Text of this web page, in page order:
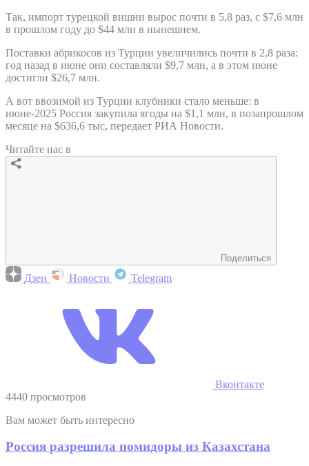
Так, импорт турецкой вишни вырос почти в 5,8 раз, с $7,6 млн
в прошлом году до $44 млн в нынешнем.
Поставки абрикосов из Турции увеличились почти в 2,8 раза:
год назад в июне они составляли $9,7 млн, а в этом июне
достигли $26,7 млн.
А вот ввозимой из Турции клубники стало меньше: в
июне-2025 Россия закупила ягоды на $1,1 млн, в позапрошлом
месяце на $636,6 тыс, передает РИА Новости.
Читайте нас в
Поделиться
Дзен Новости Telegram
Вконтакте
4440 просмотров
Вам может быть интересно
Россия разрешила помидоры из Казахстана